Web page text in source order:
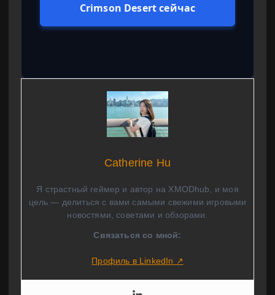
Crimson Desert сейчас
Catherine Hu
Я страстный геймер и автор на XMODhub, и моя
цель — делиться с вами самыми свежими игровыми
новостями, советами и обзорами.
Связаться со мной:
Профиль в LinkedIn ↗